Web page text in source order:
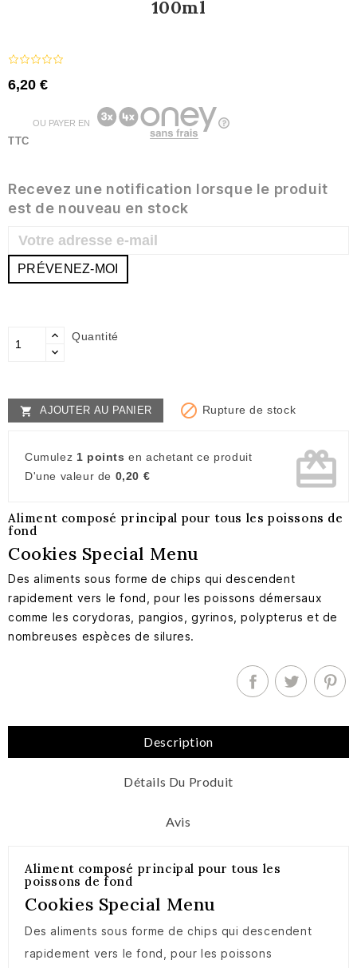
100ml
6,20 €
TTC
OU PAYER EN
Recevez une notification lorsque le produit
est de nouveau en stock
PRÉVENEZ-MOI
Quantité
 AJOUTER AU PANIER  Rupture de stock
Cumulez 1 points en achetant ce produit
D'une valeur de 0,20 € card_giftcard
Aliment composé principal pour tous les poissons de
fond
Cookies Special Menu
Des aliments sous forme de chips qui descendent
rapidement vers le fond, pour les poissons démersaux
comme les corydoras, pangios, gyrinos, polypterus et de
nombreuses espèces de silures.
Description
Détails Du Produit
Avis
Aliment composé principal pour tous les
poissons de fond
Cookies Special Menu
Des aliments sous forme de chips qui descendent
rapidement vers le fond, pour les poissons